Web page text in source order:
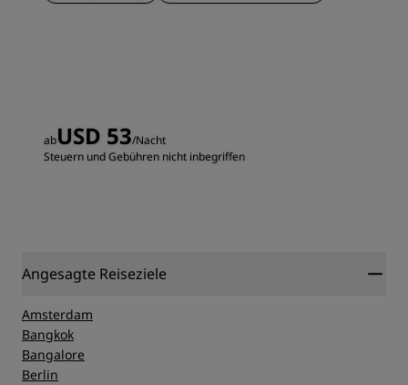
abUSD 53/Nacht
Steuern und Gebühren nicht inbegriffen
Angesagte Reiseziele
Amsterdam
Bangkok
Bangalore
Berlin